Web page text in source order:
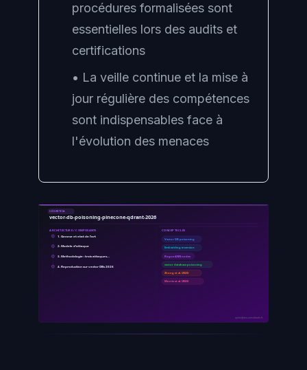
procédures formalisées sont
essentielles lors des audits et
certifications
• La veille continue et la mise à
jour régulière des compétences
sont indispensables face à
l'évolution des menaces
SÉCURITÉ IA
vector-db-poisoning-pinecone-qdrant-2026
ARCHITECTURE / COMPOSANTS
1. Genese et etat de l'art
2. Modele d'attaque
3. Methodologie : trois attaques…
4. Reproduction sur vector DBs 2026
CONCEPTS CLÉS
Vector DB poisoning
Embedding inversion
Rogue ANN nodes
vector database poisoning
Zhong et al. (2023)
Morris et al. (2023)
ayinedjimi-consultants.fr